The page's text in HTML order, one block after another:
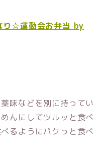
り☆運動会お弁当 by
味などを別に持ってい
んにしてツルッと食べ
るようにパクっと食べ